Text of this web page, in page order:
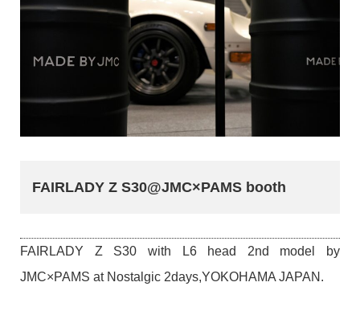
FAIRLADY Z S30@JMC×PAMS booth
FAIRLADY Z S30 with L6 head 2nd model by
JMC×PAMS at Nostalgic 2days,YOKOHAMA JAPAN.